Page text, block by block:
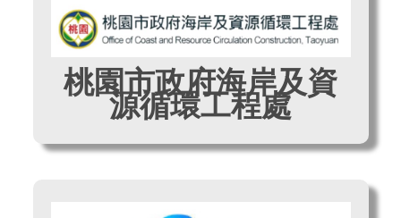
桃園市政府海岸及資
源循環工程處